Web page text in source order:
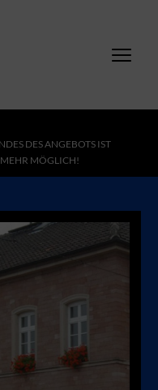
DES ANGEBOTS IST
MÖGLICH!